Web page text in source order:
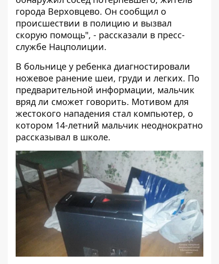
города Верховцево. Он сообщил о
происшествии в полицию и вызвал
скорую помощь", - рассказали в пресс-
службе Нацполиции.
В больнице у ребенка диагностировали
ножевое ранение шеи, груди и легких. По
предварительной информации, мальчик
вряд ли сможет говорить. Мотивом для
жестокого нападения стал компьютер, о
котором 14-летний мальчик неоднократно
рассказывал в школе.